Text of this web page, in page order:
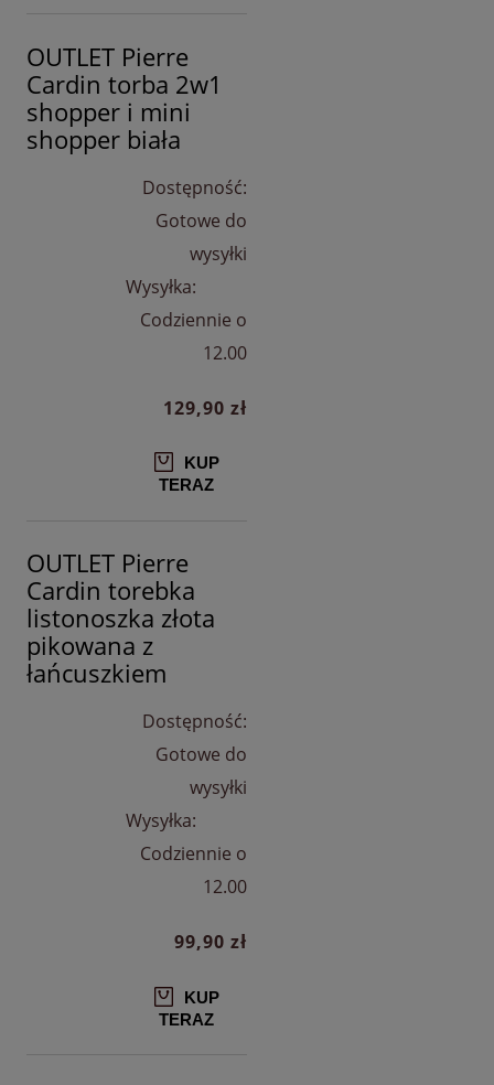
OUTLET Pierre
Cardin torba 2w1
shopper i mini
shopper biała
Dostępność:
Gotowe do
wysyłki
Wysyłka:
Codziennie o
12.00
129,90 zł
KUP
TERAZ
OUTLET Pierre
Cardin torebka
listonoszka złota
pikowana z
łańcuszkiem
Dostępność:
Gotowe do
wysyłki
Wysyłka:
Codziennie o
12.00
99,90 zł
KUP
TERAZ